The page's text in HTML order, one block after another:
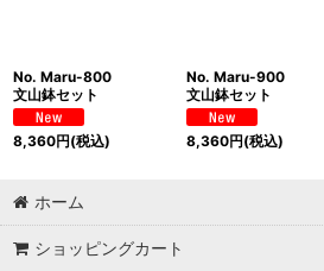
No. Maru-800
文山鉢セット
8,360円(税込)
No. Maru-900
文山鉢セット
8,360円(税込)
ホーム
ショッピングカート